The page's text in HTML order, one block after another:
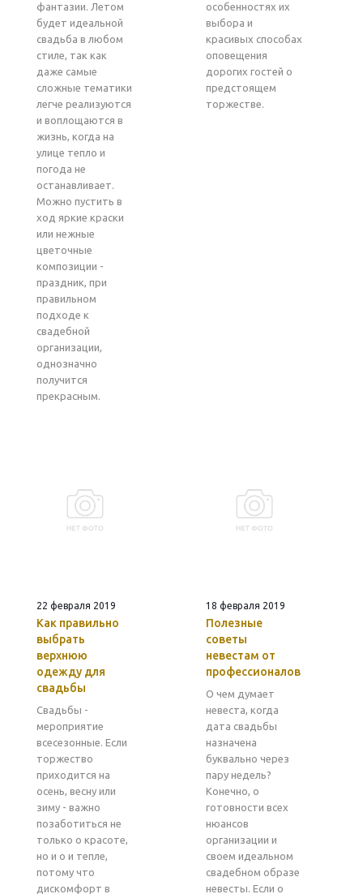
фантазии. Летом
будет идеальной
свадьба в любом
стиле, так как
даже самые
сложные тематики
легче реализуются
и воплощаются в
жизнь, когда на
улице тепло и
погода не
останавливает.
Можно пустить в
ход яркие краски
или нежные
цветочные
композиции -
праздник, при
правильном
подходе к
свадебной
организации,
однозначно
получится
прекрасным.
особенностях их
выбора и
красивых способах
оповещения
дорогих гостей о
предстоящем
торжестве.
22 февраля 2019
Как правильно
выбрать
верхнюю
одежду для
свадьбы
Свадьбы -
мероприятие
всесезонные. Если
торжество
приходится на
осень, весну или
зиму - важно
позаботиться не
только о красоте,
но и о и тепле,
потому что
дискомфорт в
18 февраля 2019
Полезные
советы
невестам от
профессионалов
О чем думает
невеста, когда
дата свадьбы
назначена
буквально через
пару недель?
Конечно, о
готовности всех
нюансов
организации и
своем идеальном
свадебном образе
невесты. Если о